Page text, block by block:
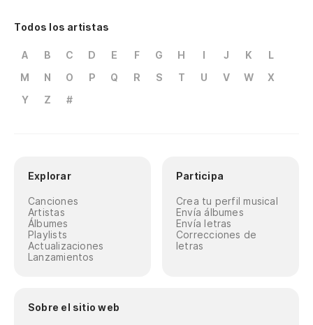
Todos los artistas
A B C D E F G H I J K
L
M
N O P Q R S T U V W
X
Y
Z #
Explorar
Canciones
Artistas
Álbumes
Playlists
Actualizaciones
Lanzamientos
Participa
Crea tu perfil musical
Envía álbumes
Envía letras
Correcciones de
letras
Sobre el sitio web